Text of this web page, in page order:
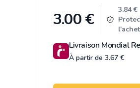
Product information
3.00€
3.84 €
Livraison Mondial
À partir de 3.67 €